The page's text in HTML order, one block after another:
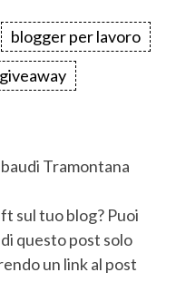
blogger per lavoro
giveaway
Tramontana
sul tuo blog? Puoi
questo post solo
un link al post